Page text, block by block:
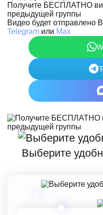
Получите БЕСПЛАТНО
предыдущей группы
Видео будет отправлено
Telegram или Max
Выберите